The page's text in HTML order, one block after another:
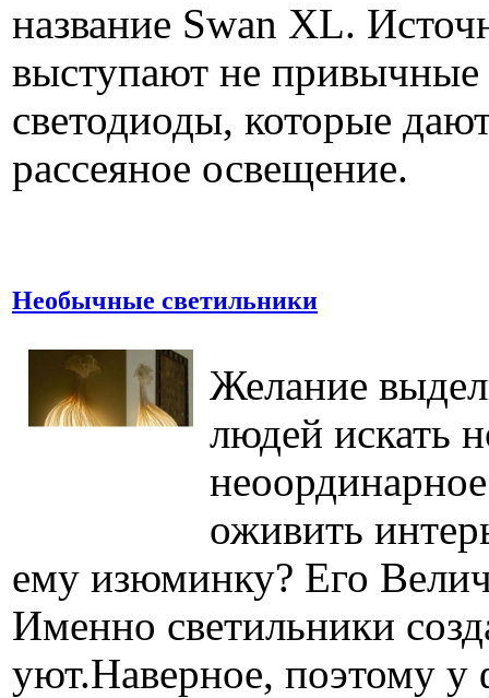
название Swan XL.
выступают не
светодиоды, которые
рассеяное освещение.
Необычные светильники
Желание
людей искать
оживить
ему изюминку? Его
Именно светильники
уют.Наверное, поэтому